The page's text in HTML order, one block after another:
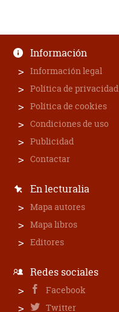
Información
Información legal
Política de privacidad
Política de cookies
Condiciones de uso
Publicidad
Contactar
En lecturalia
Mapa autores
Mapa libros
Editores
Redes sociales
Facebook
Twitter